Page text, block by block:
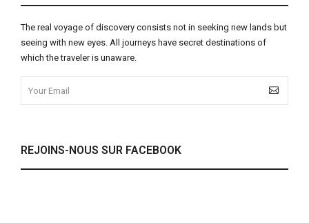
The real voyage of discovery consists not in seeking new lands but
seeing with new eyes. All journeys have secret destinations of
which the traveler is unaware.
REJOINS-NOUS SUR FACEBOOK